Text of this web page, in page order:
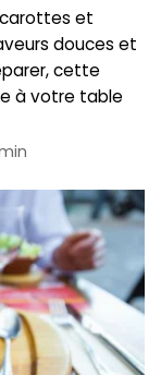
et
douces et
cette
à votre table